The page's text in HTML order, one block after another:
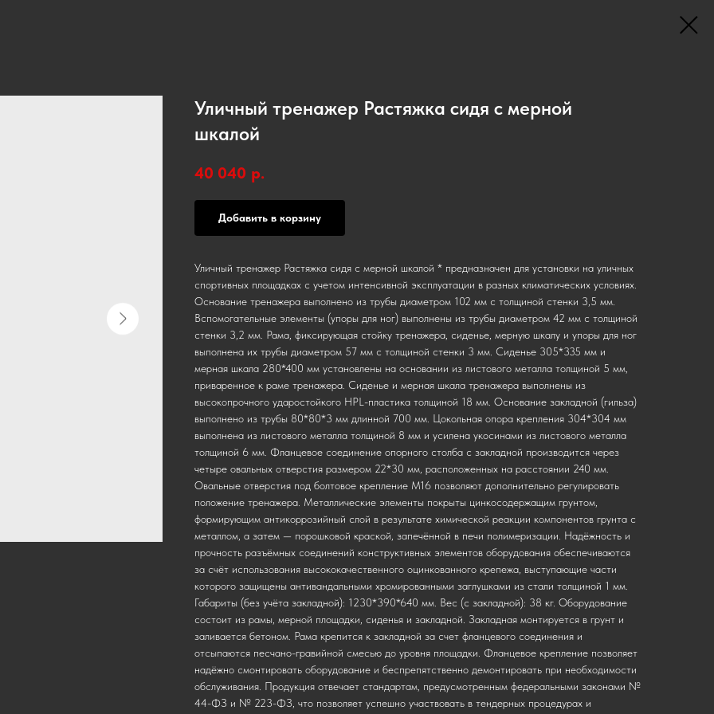
Уличный тренажер Растяжка сидя с мерной
шкалой
40 040 р.
Добавить в корзину
Уличный тренажер Растяжка сидя с мерной шкалой * предназначен для установки на уличных
спортивных площадках с учетом интенсивной эксплуатации в разных климатических условиях.
Основание тренажера выполнено из трубы диаметром 102 мм с толщиной стенки 3,5 мм.
Вспомогательные элементы (упоры для ног) выполнены из трубы диаметром 42 мм с толщиной
стенки 3,2 мм. Рама, фиксирующая стойку тренажера, сиденье, мерную шкалу и упоры для ног
выполнена их трубы диаметром 57 мм с толщиной стенки 3 мм. Сиденье 305*335 мм и
мерная шкала 280*400 мм установлены на основании из листового металла толщиной 5 мм,
приваренное к раме тренажера. Сиденье и мерная шкала тренажера выполнены из
высокопрочного ударостойкого HPL-пластика толщиной 18 мм. Основание закладной (гильза)
выполнено из трубы 80*80*3 мм длинной 700 мм. Цокольная опора крепления 304*304 мм
выполнена из листового металла толщиной 8 мм и усилена укосинами из листового металла
толщиной 6 мм. Фланцевое соединение опорного столба с закладной производится через
четыре овальных отверстия размером 22*30 мм, расположенных на расстоянии 240 мм.
Овальные отверстия под болтовое крепление М16 позволяют дополнительно регулировать
положение тренажера. Металлические элементы покрыты цинкосодержащим грунтом,
формирующим антикоррозийный слой в результате химической реакции компонентов грунта с
металлом, а затем — порошковой краской, запечённой в печи полимеризации. Надёжность и
прочность разъёмных соединений конструктивных элементов оборудования обеспечиваются
за счёт использования высококачественного оцинкованного крепежа, выступающие части
которого защищены антивандальными хромированными заглушками из стали толщиной 1 мм.
Габариты (без учёта закладной): 1230*390*640 мм. Вес (с закладной): 38 кг. Оборудование
состоит из рамы, мерной площадки, сиденья и закладной. Закладная монтируется в грунт и
заливается бетоном. Рама крепится к закладной за счет фланцевого соединения и
отсыпаются песчано-гравийной смесью до уровня площадки. Фланцевое крепление позволяет
надёжно смонтировать оборудование и беспрепятственно демонтировать при необходимости
обслуживания. Продукция отвечает стандартам, предусмотренным федеральными законами №
44-ФЗ и № 223-ФЗ, что позволяет успешно участвовать в тендерных процедурах и